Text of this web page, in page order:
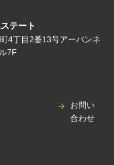
テート
4丁目2番13号アーバンネ
7F
お問い
合わせ